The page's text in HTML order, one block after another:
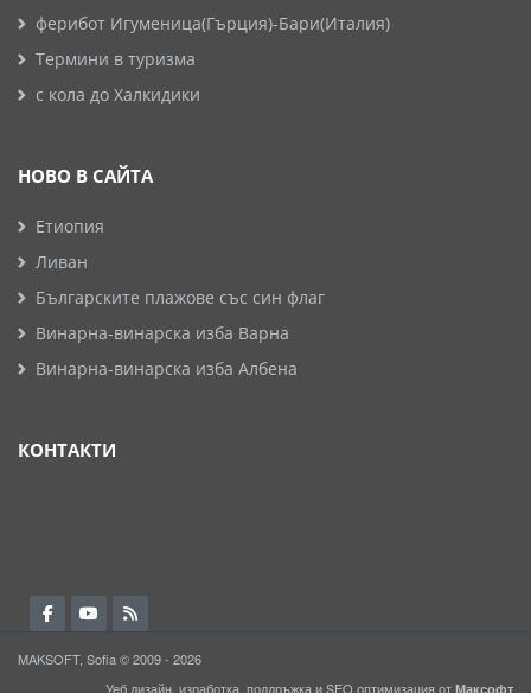
ферибот Игуменица(Гърция)-Бари(Италия)
Термини в туризма
с кола до Халкидики
НОВО В САЙТА
Етиопия
Ливан
Българските плажове със син флаг
Винарна-винарска изба Варна
Винарна-винарска изба Албена
КОНТАКТИ
MAKSOFT, Sofia © 2009 - 2026
Уеб дизайн, изработка, поддръжка иSEO оптимизация от Максофт